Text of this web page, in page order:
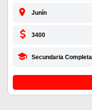
Junín
3400
Secundaria Completa